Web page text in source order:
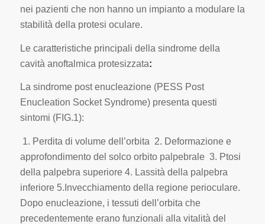
nei pazienti che non hanno un impianto a modulare la
stabilità della protesi oculare.
Le caratteristiche principali della sindrome della
cavità anoftalmica protesizzata:
La sindrome post enucleazione (PESS Post
Enucleation Socket Syndrome) presenta questi
sintomi (FIG.1):
1. Perdita di volume dell’orbita 2. Deformazione e
approfondimento del solco orbito palpebrale 3. Ptosi
della palpebra superiore 4. Lassità della palpebra
inferiore 5.Invecchiamento della regione perioculare.
Dopo enucleazione, i tessuti dell’orbita che
precedentemente erano funzionali alla vitalità del